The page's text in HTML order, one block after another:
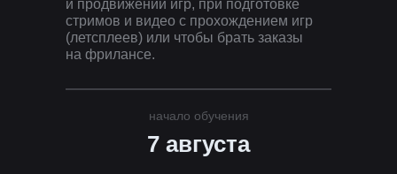
и продвижении игр, при подготовке
стримов и видео с прохождением игр
(летсплеев) или чтобы брать заказы
на фрилансе.
начало обучения
7 августа